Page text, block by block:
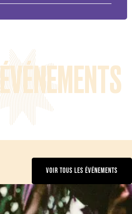
VOIR TOUS LES ÉVÉNEMENTS